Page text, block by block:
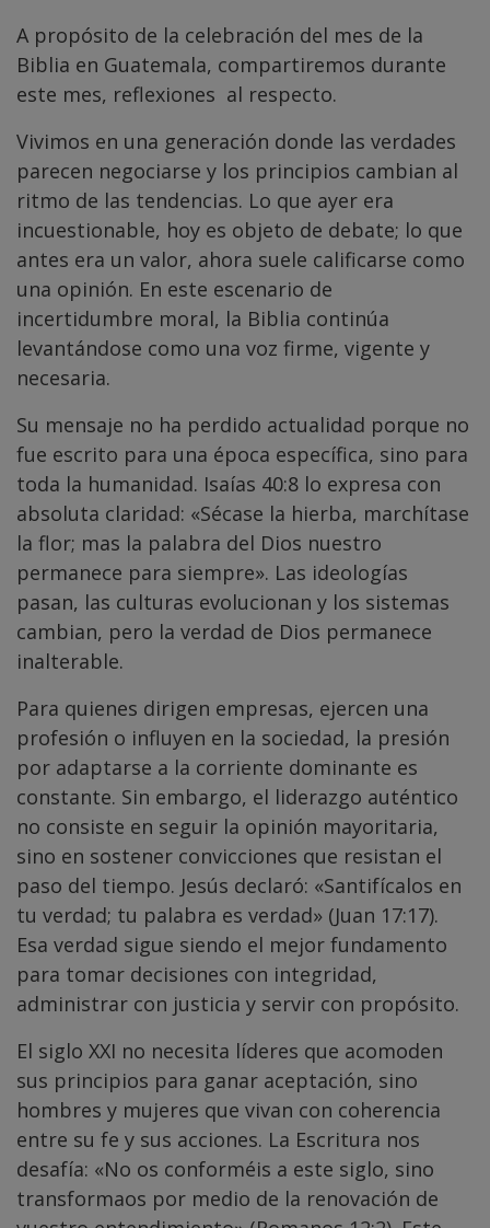
A propósito de la celebración del mes de la
Biblia en Guatemala, compartiremos durante
este mes, reflexiones al respecto.
Vivimos en una generación donde las verdades
parecen negociarse y los principios cambian al
ritmo de las tendencias. Lo que ayer era
incuestionable, hoy es objeto de debate; lo que
antes era un valor, ahora suele calificarse como
una opinión. En este escenario de
incertidumbre moral, la Biblia continúa
levantándose como una voz firme, vigente y
necesaria.
Su mensaje no ha perdido actualidad porque no
fue escrito para una época específica, sino para
toda la humanidad. Isaías 40:8 lo expresa con
absoluta claridad: «Sécase la hierba, marchítase
la flor; mas la palabra del Dios nuestro
permanece para siempre». Las ideologías
pasan, las culturas evolucionan y los sistemas
cambian, pero la verdad de Dios permanece
inalterable.
Para quienes dirigen empresas, ejercen una
profesión o influyen en la sociedad, la presión
por adaptarse a la corriente dominante es
constante. Sin embargo, el liderazgo auténtico
no consiste en seguir la opinión mayoritaria,
sino en sostener convicciones que resistan el
paso del tiempo. Jesús declaró: «Santifícalos en
tu verdad; tu palabra es verdad» (Juan 17:17).
Esa verdad sigue siendo el mejor fundamento
para tomar decisiones con integridad,
administrar con justicia y servir con propósito.
El siglo XXI no necesita líderes que acomoden
sus principios para ganar aceptación, sino
hombres y mujeres que vivan con coherencia
entre su fe y sus acciones. La Escritura nos
desafía: «No os conforméis a este siglo, sino
transformaos por medio de la renovación de